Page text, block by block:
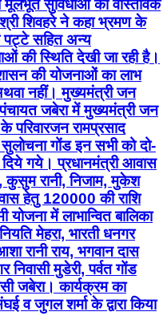
मूलभूत सुविधाओं की वास्तविक
शिवहरे ने कहा भ्रमण के
पट्टे सहित अन्य
की स्थिति देखी जा रही है।
की योजनाओं का लाभ
नहीं। मुख्यमंत्री जन
जबेरा में मुख्यमंत्री जन
रामप्रसाद
सुलोचना गोंड इन सभी को दो-
दिये गये। प्रधानमंत्री आवास
कुसुम रानी, निजाम, मुकेश
हेतु 120000 की राशि
में लाभान्वित बालिका
मेहरा, भारती धनगर
रानी राय, भगवान दास
निवासी मुडेरी, पर्वत गोंड
जबेरा। कार्यक्रम का
जुगल शर्मा के द्वारा किया